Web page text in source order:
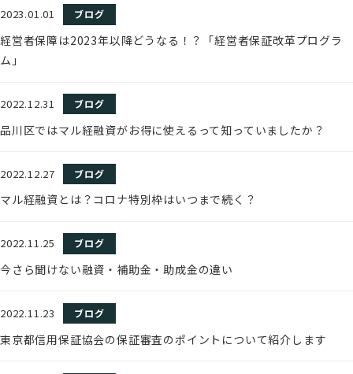
経営者保障は2023年以降どうなる！？「経営者保証改革プログラ
ム」
2023.01.01 ブログ
品川区ではマル経融資がお得に使えるって知っていましたか？
2022.12.31 ブログ
マル経融資とは？コロナ特別枠はいつまで続く？
2022.12.27 ブログ
今さら聞けない融資・補助金・助成金の違い
2022.11.25 ブログ
東京都信用保証協会の保証審査のポイントについて紹介します
2022.11.23 ブログ